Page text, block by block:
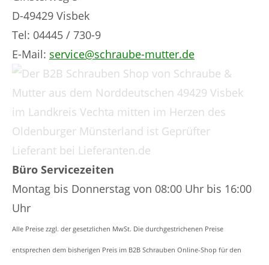
D-49429 Visbek
Tel: 04445 / 730-9
E-Mail: service@schraube-mutter.de
Büro Servicezeiten
Montag bis Donnerstag von 08:00 Uhr bis 16:00
Uhr
Alle Preise zzgl. der gesetzlichen MwSt. Die durchgestrichenen Preise
entsprechen dem bisherigen Preis im B2B Schrauben Online-Shop für den